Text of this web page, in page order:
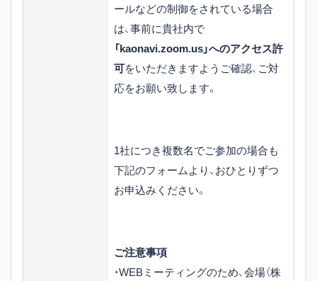
ールなどの制御をされている場合
は、事前に貴社内で
「kaonavi.zoom.us」へのアクセス許
可をいただきますようご確認、ご対
応をお願い致します。
1社につき複数名でご参加の場合も
下記のフォームより、おひとりずつ
お申込みください。
ご注意事項
・WEBミーティングのため、会場（株